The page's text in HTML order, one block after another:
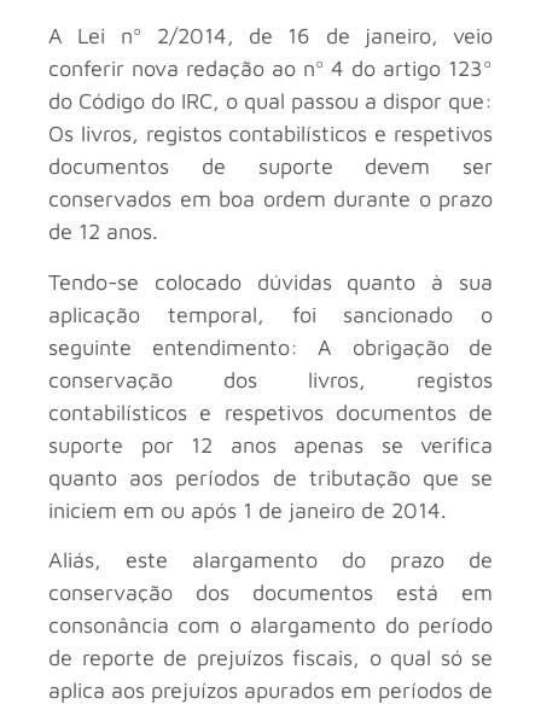
A Lei nº 2/2014, de 16 de janeiro, veio
conferir nova redação ao nº 4 do artigo 123º
do Código do IRC, o qual passou a dispor que:
Os livros, registos contabilísticos e respetivos
documentos de suporte devem ser
conservados em boa ordem durante o prazo
de 12 anos.
Tendo-se colocado dúvidas quanto à sua
aplicação temporal, foi sancionado o
seguinte entendimento: A obrigação de
conservação dos livros, registos
contabilísticos e respetivos documentos de
suporte por 12 anos apenas se verifica
quanto aos períodos de tributação que se
iniciem em ou após 1 de janeiro de 2014.
Aliás, este alargamento do prazo de
conservação dos documentos está em
consonância com o alargamento do período
de reporte de prejuízos fiscais, o qual só se
aplica aos prejuízos apurados em períodos de